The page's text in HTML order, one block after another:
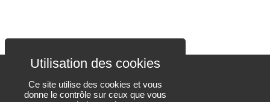
Ce site utilise des cookies et vous
donne le contrôle sur ceux que vous